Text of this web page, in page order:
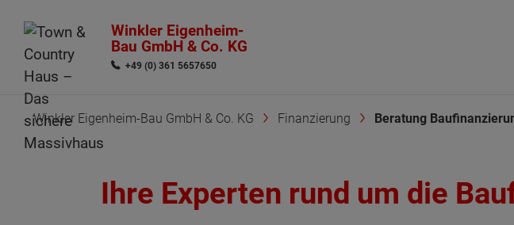
Winkler Eigenheim-
Bau GmbH & Co. KG
+49 (0) 361 5657650
Winkler Eigenheim-Bau GmbH & Co. KG Finanzierung Beratung
Ihre Experten rund um die